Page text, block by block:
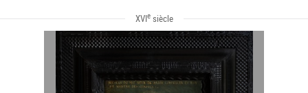
XVIesiècle